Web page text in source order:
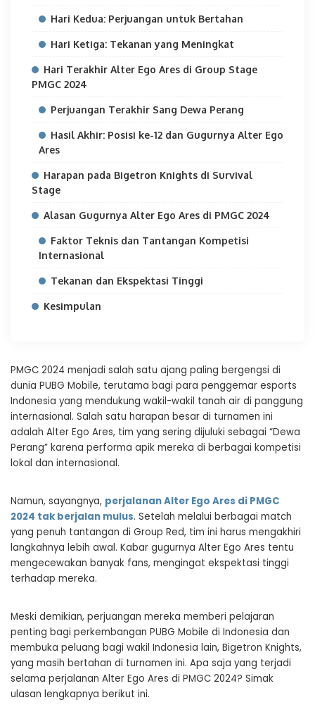
Hari Kedua: Perjuangan untuk Bertahan
Hari Ketiga: Tekanan yang Meningkat
Hari Terakhir Alter Ego Ares di Group Stage
PMGC 2024
Perjuangan Terakhir Sang Dewa Perang
Hasil Akhir: Posisi ke-12 dan Gugurnya Alter Ego
Ares
Harapan pada Bigetron Knights di Survival
Stage
Alasan Gugurnya Alter Ego Ares di PMGC 2024
Faktor Teknis dan Tantangan Kompetisi
Internasional
Tekanan dan Ekspektasi Tinggi
Kesimpulan
PMGC 2024 menjadi salah satu ajang paling bergengsi di
dunia PUBG Mobile, terutama bagi para penggemar esports
Indonesia yang mendukung wakil-wakil tanah air di panggung
internasional. Salah satu harapan besar di turnamen ini
adalah Alter Ego Ares, tim yang sering dijuluki sebagai “Dewa
Perang” karena performa apik mereka di berbagai kompetisi
lokal dan internasional.
Namun, sayangnya, perjalanan Alter Ego Ares di PMGC
2024 tak berjalan mulus. Setelah melalui berbagai match
yang penuh tantangan di Group Red, tim ini harus mengakhiri
langkahnya lebih awal. Kabar gugurnya Alter Ego Ares tentu
mengecewakan banyak fans, mengingat ekspektasi tinggi
terhadap mereka.
Meski demikian, perjuangan mereka memberi pelajaran
penting bagi perkembangan PUBG Mobile di Indonesia dan
membuka peluang bagi wakil Indonesia lain, Bigetron Knights,
yang masih bertahan di turnamen ini. Apa saja yang terjadi
selama perjalanan Alter Ego Ares di PMGC 2024? Simak
ulasan lengkapnya berikut ini.